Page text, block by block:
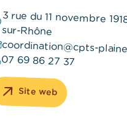
3 rue du 11 novembre
sur-Rhône
coordination@cpts-
07 69 86 27 37
Site web